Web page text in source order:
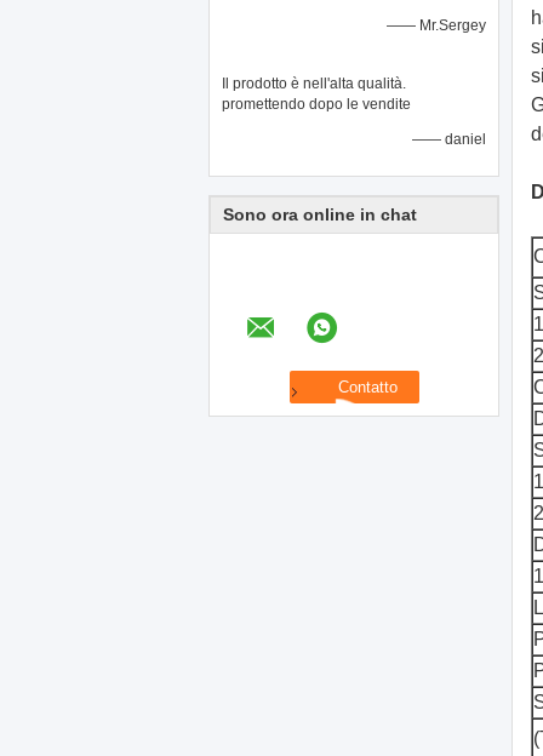
—— Mr.Sergey
Il prodotto è nell'alta qualità.
promettendo dopo le vendite
—— daniel
Sono ora online in chat